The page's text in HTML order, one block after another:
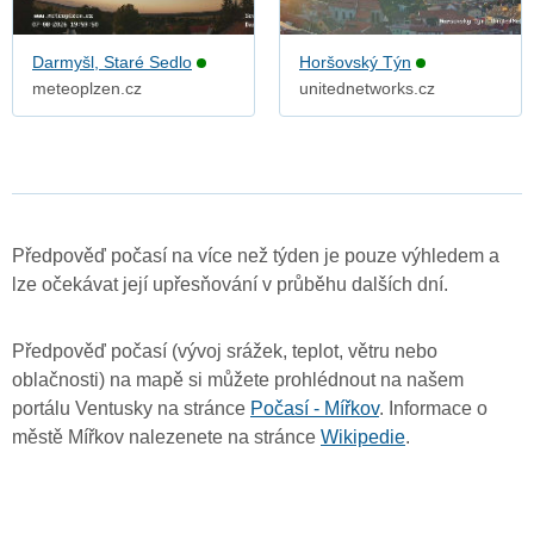
Darmyšl, Staré Sedlo
meteoplzen.cz
Horšovský Týn
unitednetworks.cz
Předpověď počasí na více než týden je pouze výhledem a
lze očekávat její upřesňování v průběhu dalších dní.
Předpověď počasí (vývoj srážek, teplot, větru nebo
oblačnosti) na mapě si můžete prohlédnout na našem
portálu Ventusky na stránce Počasí - Mířkov. Informace o
městě Mířkov nalezenete na stránce Wikipedie.